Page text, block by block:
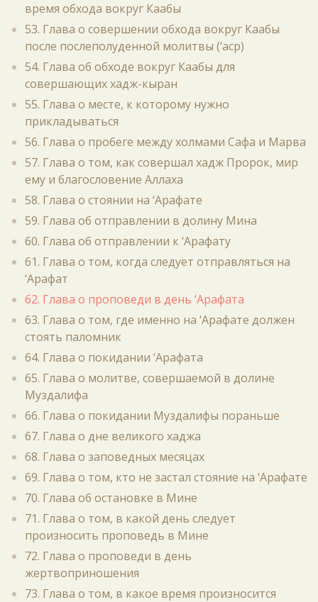
время обхода вокруг Каабы
53. Глава о совершении обхода вокруг Каабы
после послеполуденной молитвы (‘аср)
54. Глава об обходе вокруг Каабы для
совершающих хадж-кыран
55. Глава о месте, к которому нужно
прикладываться
56. Глава о пробеге между холмами Сафа и Марва
57. Глава о том, как совершал хадж Пророк, мир
ему и благословение Аллаха
58. Глава о стоянии на ‘Арафате
59. Глава об отправлении в долину Мина
60. Глава об отправлении к ‘Арафату
61. Глава о том, когда следует отправляться на
‘Арафат
62. Глава о проповеди в день ‘Арафата
63. Глава о том, где именно на ‘Арафате должен
стоять паломник
64. Глава о покидании ‘Арафата
65. Глава о молитве, совершаемой в долине
Муздалифа
66. Глава о покидании Муздалифы пораньше
67. Глава о дне великого хаджа
68. Глава о заповедных месяцах
69. Глава о том, кто не застал стояние на ‘Арафате
70. Глава об остановке в Мине
71. Глава о том, в какой день следует
произносить проповедь в Мине
72. Глава о проповеди в день
жертвоприношения
73. Глава о том, в какое время произносится